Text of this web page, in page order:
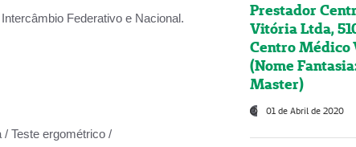
Federativo e Nacional.
/ Teste ergométrico /
Prestador
Vitória Ltda,
Centro Médico
(Nome
Master)
01 de Abril de 2020